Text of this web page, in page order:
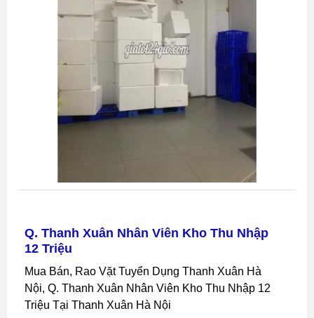
Q. Thanh Xuân Nhân Viên Kho Thu Nhập
12 Triệu
Mua Bán, Rao Vặt Tuyển Dụng Thanh Xuân Hà
Nội, Q. Thanh Xuân Nhân Viên Kho Thu Nhập 12
Triệu Tại Thanh Xuân Hà Nội